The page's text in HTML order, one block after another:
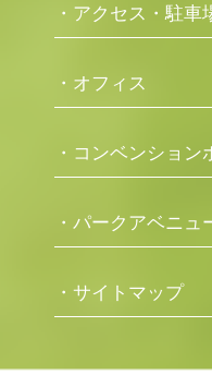
・アクセス・駐車
・オフィス
・コンベンショ
・パークアベニュ
・サイトマップ